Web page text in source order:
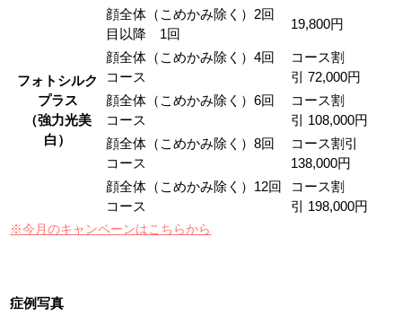
フォトシルク
プラス
（強力光美
白）
顔全体（こめかみ除く）2回
目以降 1回
19,800円
顔全体（こめかみ除く）4回
コース
コース割
引 72,000円
顔全体（こめかみ除く）6回
コース
コース割
引 108,000円
顔全体（こめかみ除く）8回
コース
コース割引
138,000円
顔全体（こめかみ除く）12回
コース
コース割
引 198,000円
※今月のキャンペーンはこちらから
症例写真